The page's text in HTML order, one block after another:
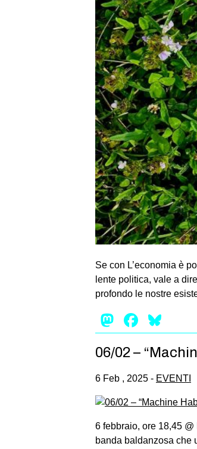
Se con L’economia è
lente politica, vale a
profondo le nostre
Mastodon
06/02 –
6 Feb , 2025 - EVENTI
6 febbraio, ore 18,45
banda baldanzosa che